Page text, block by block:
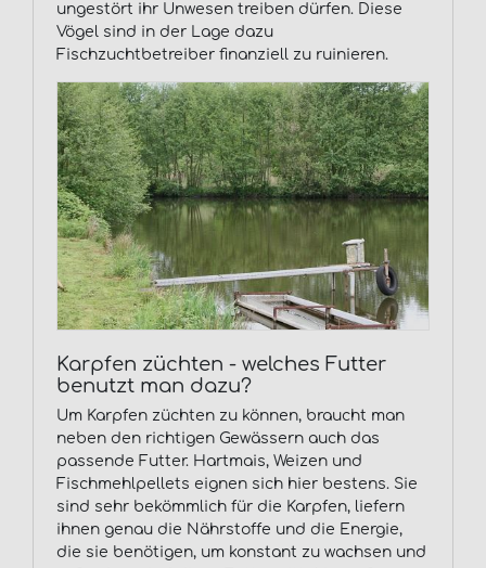
ungestört ihr Unwesen treiben dürfen. Diese
Vögel sind in der Lage dazu
Fischzuchtbetreiber finanziell zu ruinieren.
Karpfen züchten - welches Futter
benutzt man dazu?
Um Karpfen züchten zu können, braucht man
neben den richtigen Gewässern auch das
passende Futter. Hartmais, Weizen und
Fischmehlpellets eignen sich hier bestens. Sie
sind sehr bekömmlich für die Karpfen, liefern
ihnen genau die Nährstoffe und die Energie,
die sie benötigen, um konstant zu wachsen und